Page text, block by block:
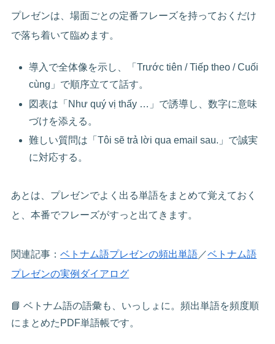
プレゼンは、場面ごとの定番フレーズを持っておくだけ
で落ち着いて臨めます。
導入で全体像を示し、「Trước tiên / Tiếp theo / Cuối
cùng」で順序立てて話す。
図表は「Như quý vị thấy …」で誘導し、数字に意味
づけを添える。
難しい質問は「Tôi sẽ trả lời qua email sau.」で誠実
に対応する。
あとは、プレゼンでよく出る単語をまとめて覚えておく
と、本番でフレーズがすっと出てきます。
関連記事：ベトナム語プレゼンの頻出単語 ／ベトナム語
プレゼンの実例ダイアログ
📘 ベトナム語の語彙も、いっしょに。頻出単語を頻度順
にまとめたPDF単語帳です。